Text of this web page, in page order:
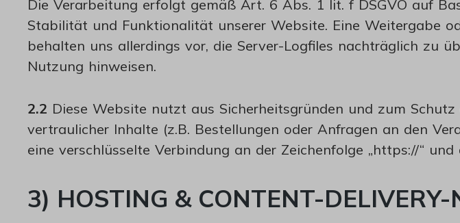
Die Verarbeitung erfolgt gemäß Art. 6 Abs. 1 lit. f DSGVO auf
Stabilität und Funktionalität unserer Website. Eine Weitergabe
behalten uns allerdings vor, die Server-Logfiles nachträglich zu
Nutzung hinweisen.
2.2 Diese Website nutzt aus Sicherheitsgründen und zum
vertraulicher Inhalte (z.B. Bestellungen oder Anfragen an den
eine verschlüsselte Verbindung an der Zeichenfolge „https://“
3) HOSTING & CONTENT-